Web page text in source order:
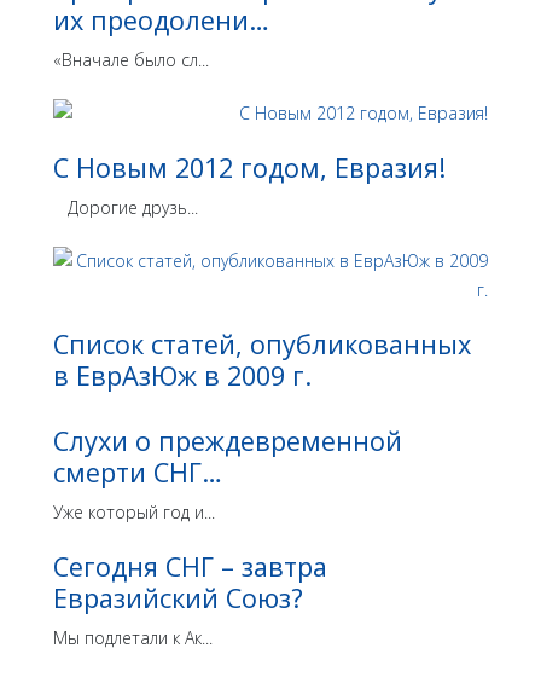
их преодолени…
«Вначале было сл...
С Новым 2012 годом, Евразия!
Дорогие друзь...
Список статей, опубликованных
в ЕврАзЮж в 2009 г.
Слухи о преждевременной
смерти СНГ…
Уже который год и...
Сегодня СНГ – завтра
Евразийский Союз?
Мы подлетали к Ак...